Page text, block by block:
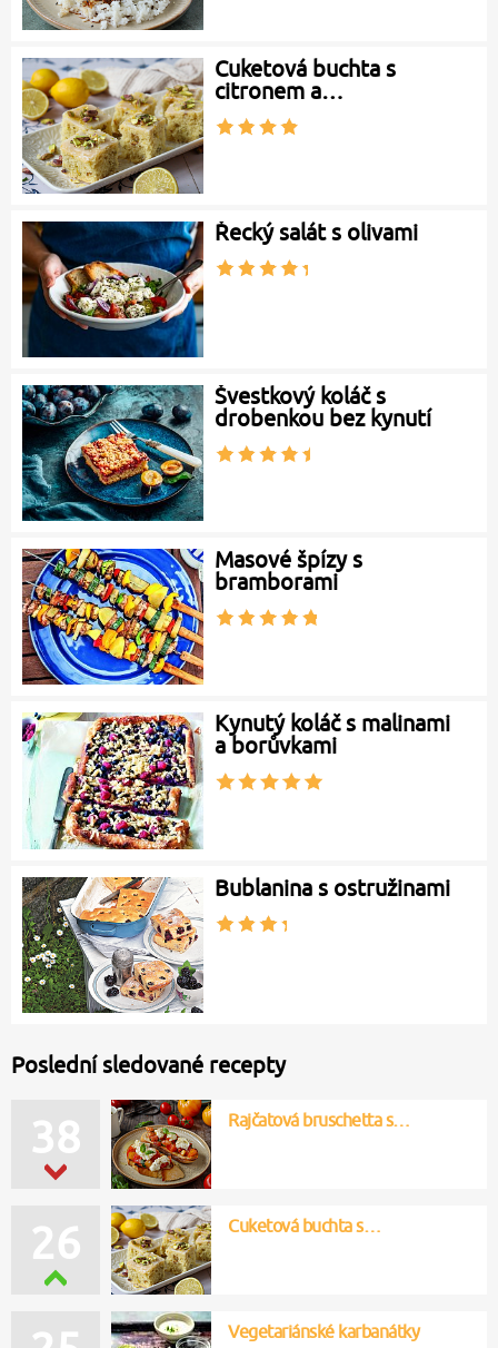
Cuketová buchta s
citronem a…
Řecký salát s olivami
Švestkový koláč s
drobenkou bez kynutí
Masové špízy s
bramborami
Kynutý koláč s malinami
a borůvkami
Bublanina s ostružinami
Poslední sledované recepty
38 Rajčatová bruschetta s…
26 Cuketová buchta s…
Vegetariánské karbanátky